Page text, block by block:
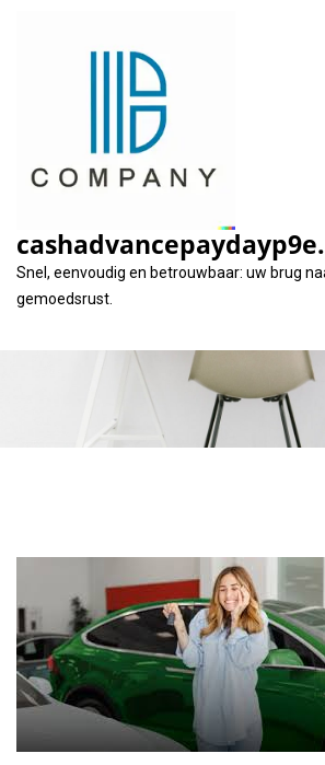
Snel, eenvoudig en betrouwbaar: uw brug
gemoedsrust.
Financier
Droomauto
Persoonlijke